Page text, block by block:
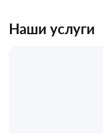
Наши услуги